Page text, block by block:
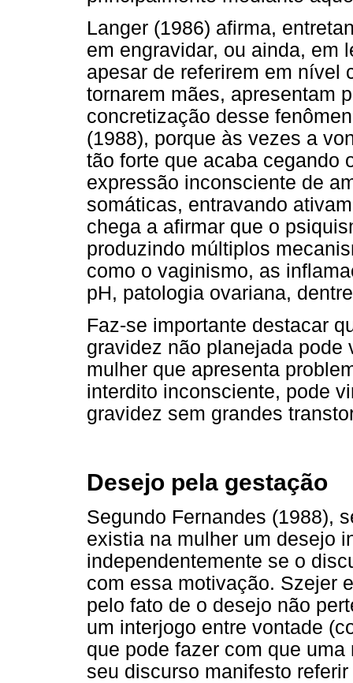
Langer (1986) afirma,
em engravidar, ou ainda, em
apesar de referirem em nível
tornarem mães, apresentam
concretização desse
(1988), porque às vezes a
tão forte que acaba cegando
expressão inconsciente de
somáticas, entravando
chega a afirmar que o
produzindo múltiplos
como o vaginismo, as
pH, patologia ovariana,
Faz-se importante destacar
gravidez não planejada
mulher que apresenta
interdito inconsciente, pode
gravidez sem grandes
Desejo pela gestação
Segundo Fernandes (1988),
existia na mulher um desejo
independentemente se o
com essa motivação. Szejer
pelo fato de o desejo não
um interjogo entre vontade
que pode fazer com que
seu discurso manifesto